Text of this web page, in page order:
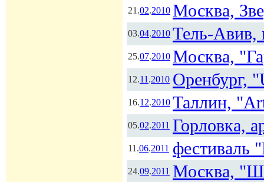
21.02.2010 Москва,
03.04.2010 Тель-Авив,
25.07.2010 Москва,
12.11.2010 Оренбург,
16.12.2010 Таллин,
05.02.2011 Горловка,
11.06.2011 фестиваль
24.09.2011 Москва,